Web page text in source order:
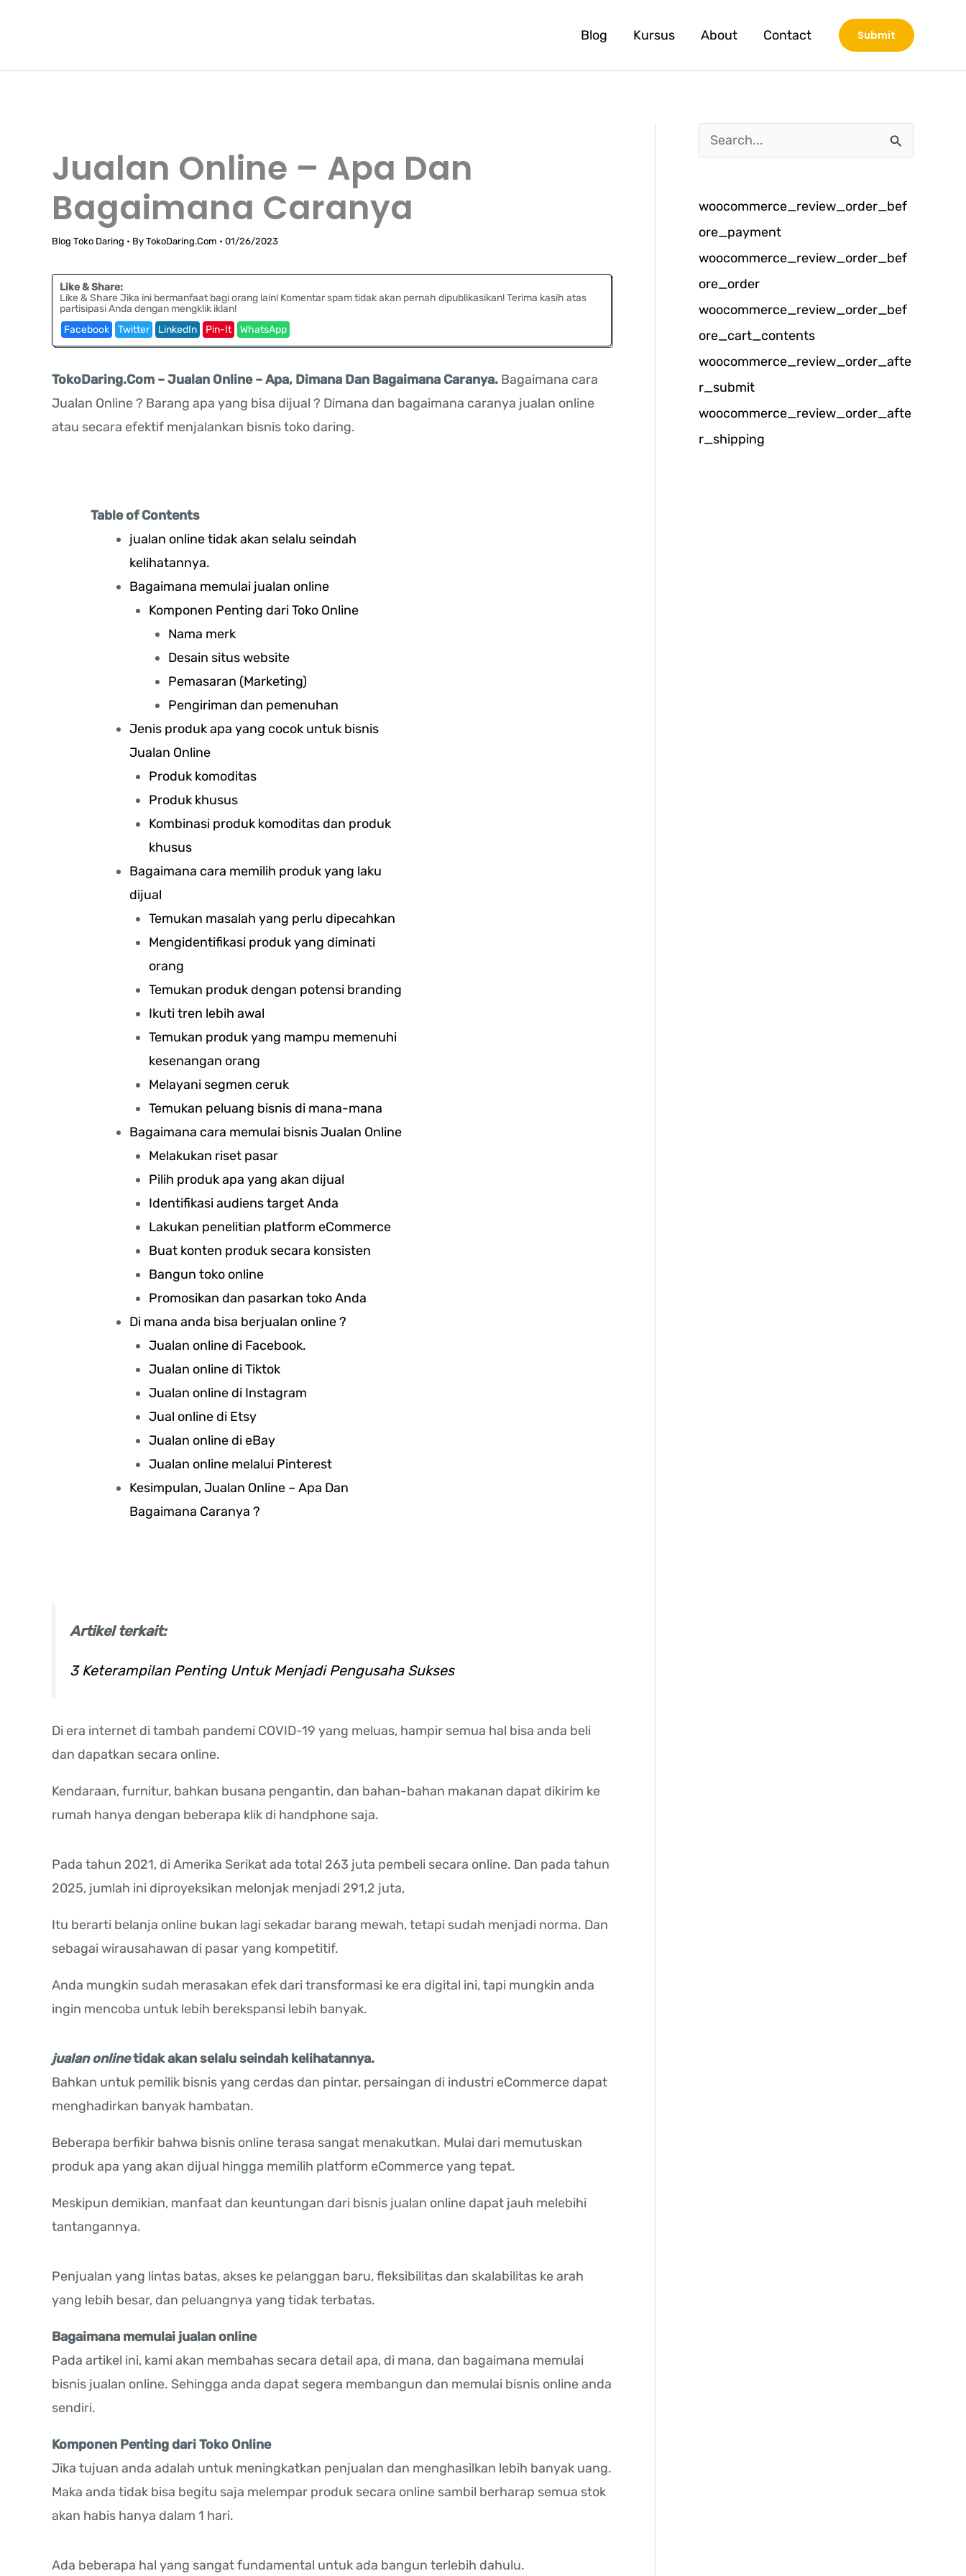
Blog Kursus About Contact Submit
Jualan Online – Apa Dan
Bagaimana Caranya
Blog Toko Daring • By TokoDaring.Com • 01/26/2023
Like & Share:
Like & Share Jika ini bermanfaat bagi orang lain! Komentar spam tidak akan pernah dipublikasikan! Terima kasih atas
partisipasi Anda dengan mengklik iklan!
Facebook
Twitter LinkedIn Pin-It WhatsApp
TokoDaring.Com – Jualan Online – Apa, Dimana Dan Bagaimana Caranya. Bagaimana cara
Jualan Online ? Barang apa yang bisa dijual ? Dimana dan bagaimana caranya jualan online
atau secara efektif menjalankan bisnis toko daring.
Table of Contents
jualan online tidak akan selalu seindah
kelihatannya.
Bagaimana memulai jualan online
Komponen Penting dari Toko Online
Nama merk
Desain situs website
Pemasaran (Marketing)
Pengiriman dan pemenuhan
Jenis produk apa yang cocok untuk bisnis
Jualan Online
Produk komoditas
Produk khusus
Kombinasi produk komoditas dan produk
khusus
Bagaimana cara memilih produk yang laku
dijual
Temukan masalah yang perlu dipecahkan
Mengidentifikasi produk yang diminati
orang
Temukan produk dengan potensi branding
Ikuti tren lebih awal
Temukan produk yang mampu memenuhi
kesenangan orang
Melayani segmen ceruk
Temukan peluang bisnis di mana-mana
Bagaimana cara memulai bisnis Jualan Online
Melakukan riset pasar
Pilih produk apa yang akan dijual
Identifikasi audiens target Anda
Lakukan penelitian platform eCommerce
Buat konten produk secara konsisten
Bangun toko online
Promosikan dan pasarkan toko Anda
Di mana anda bisa berjualan online ?
Jualan online di Facebook.
Jualan online di Tiktok
Jualan online di Instagram
Jual online di Etsy
Jualan online di eBay
Jualan online melalui Pinterest
Kesimpulan, Jualan Online – Apa Dan
Bagaimana Caranya ?
Artikel terkait:
3 Keterampilan Penting Untuk Menjadi Pengusaha Sukses
Di era internet di tambah pandemi COVID-19 yang meluas, hampir semua hal bisa anda beli
dan dapatkan secara online.
Kendaraan, furnitur, bahkan busana pengantin, dan bahan-bahan makanan dapat dikirim ke
rumah hanya dengan beberapa klik di handphone saja.
Pada tahun 2021, di Amerika Serikat ada total 263 juta pembeli secara online. Dan pada tahun
2025, jumlah ini diproyeksikan melonjak menjadi 291,2 juta,
Itu berarti belanja online bukan lagi sekadar barang mewah, tetapi sudah menjadi norma. Dan
sebagai wirausahawan di pasar yang kompetitif.
Anda mungkin sudah merasakan efek dari transformasi ke era digital ini, tapi mungkin anda
ingin mencoba untuk lebih berekspansi lebih banyak.
jualan onlinetidak akan selalu seindah kelihatannya.
Bahkan untuk pemilik bisnis yang cerdas dan pintar, persaingan di industri eCommerce dapat
menghadirkan banyak hambatan.
Beberapa berfikir bahwa bisnis online terasa sangat menakutkan. Mulai dari memutuskan
produk apa yang akan dijual hingga memilih platform eCommerce yang tepat.
Meskipun demikian, manfaat dan keuntungan dari bisnis jualan online dapat jauh melebihi
tantangannya.
Penjualan yang lintas batas, akses ke pelanggan baru, fleksibilitas dan skalabilitas ke arah
yang lebih besar, dan peluangnya yang tidak terbatas.
Bagaimana memulai jualan online
Pada artikel ini, kami akan membahas secara detail apa, di mana, dan bagaimana memulai
bisnis jualan online. Sehingga anda dapat segera membangun dan memulai bisnis online anda
sendiri.
Komponen Penting dari Toko Online
Jika tujuan anda adalah untuk meningkatkan penjualan dan menghasilkan lebih banyak uang.
Maka anda tidak bisa begitu saja melempar produk secara online sambil berharap semua stok
akan habis hanya dalam 1 hari.
Ada beberapa hal yang sangat fundamental untuk ada bangun terlebih dahulu.
a
i
u
n
t
u
k
:
woocommerce_review_order_bef
ore_payment
woocommerce_review_order_bef
ore_order
woocommerce_review_order_bef
ore_cart_contents
woocommerce_review_order_afte
r_submit
woocommerce_review_order_afte
r_shipping